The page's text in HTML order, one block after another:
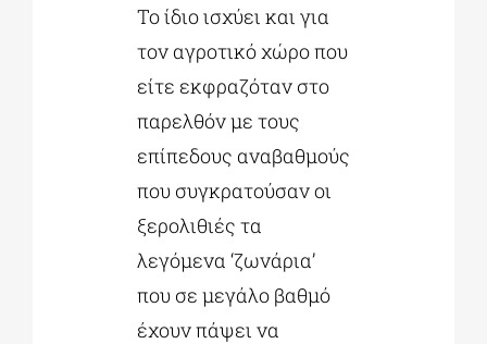
Το ίδιο ισχύει και για
τον αγροτικό χώρο που
είτε εκφραζόταν στο
παρελθόν με τους
επίπεδους αναβαθμούς
που συγκρατούσαν οι
ξερολιθιές τα
λεγόμενα ‘ζωνάρια’
που σε μεγάλο βαθμό
έχουν πάψει να